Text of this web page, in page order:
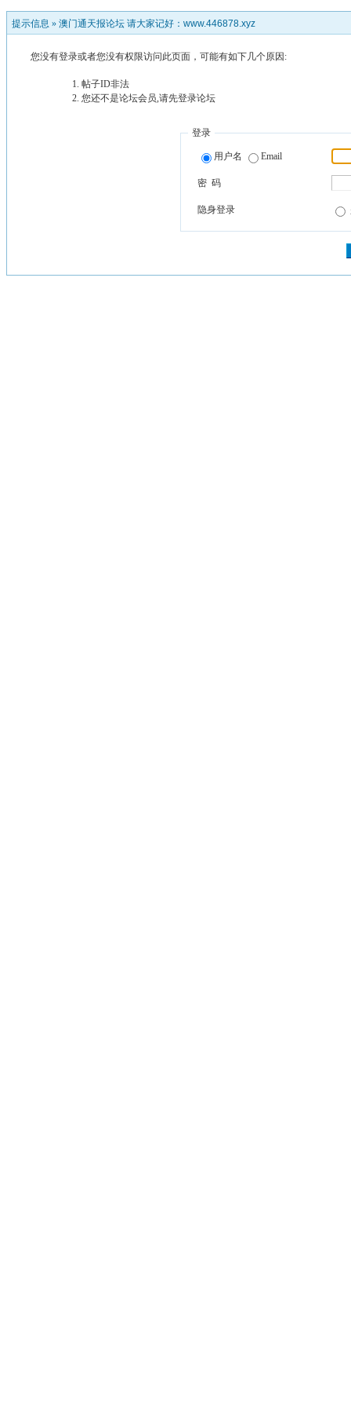
提示信息 » 澳门通天报论坛 请大家记好：www.446878.xyz
您没有登录或者您没有权限访问此页面，可能有如下几个原因:
帖子ID非法
您还不是论坛会员,请先登录论坛
登录
用户名 Email
密 码
隐身登录